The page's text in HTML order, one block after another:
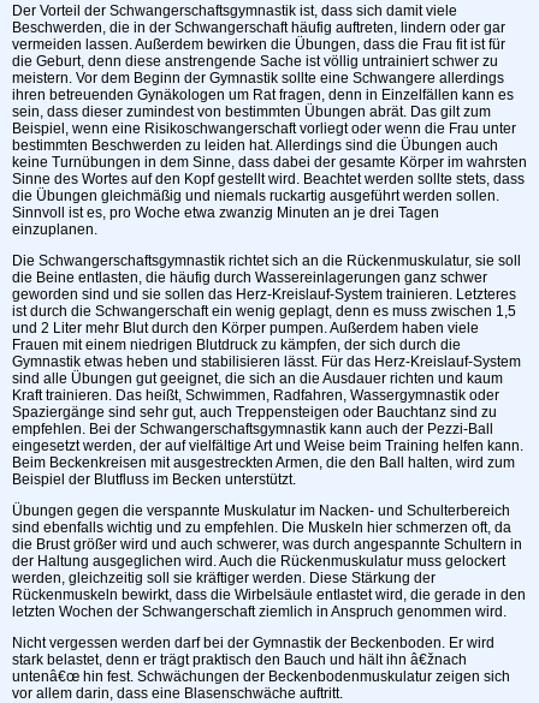
Der Vorteil der Schwangerschaftsgymnastik ist, dass sich damit viele
Beschwerden, die in der Schwangerschaft häufig auftreten, lindern oder gar
vermeiden lassen. Außerdem bewirken die Übungen, dass die Frau fit ist für
die Geburt, denn diese anstrengende Sache ist völlig untrainiert schwer zu
meistern. Vor dem Beginn der Gymnastik sollte eine Schwangere allerdings
ihren betreuenden Gynäkologen um Rat fragen, denn in Einzelfällen kann es
sein, dass dieser zumindest von bestimmten Übungen abrät. Das gilt zum
Beispiel, wenn eine Risikoschwangerschaft vorliegt oder wenn die Frau unter
bestimmten Beschwerden zu leiden hat. Allerdings sind die Übungen auch
keine Turnübungen in dem Sinne, dass dabei der gesamte Körper im wahrsten
Sinne des Wortes auf den Kopf gestellt wird. Beachtet werden sollte stets, dass
die Übungen gleichmäßig und niemals ruckartig ausgeführt werden sollen.
Sinnvoll ist es, pro Woche etwa zwanzig Minuten an je drei Tagen
einzuplanen.
Die Schwangerschaftsgymnastik richtet sich an die Rückenmuskulatur, sie soll
die Beine entlasten, die häufig durch Wassereinlagerungen ganz schwer
geworden sind und sie sollen das Herz-Kreislauf-System trainieren. Letzteres
ist durch die Schwangerschaft ein wenig geplagt, denn es muss zwischen 1,5
und 2 Liter mehr Blut durch den Körper pumpen. Außerdem haben viele
Frauen mit einem niedrigen Blutdruck zu kämpfen, der sich durch die
Gymnastik etwas heben und stabilisieren lässt. Für das Herz-Kreislauf-System
sind alle Übungen gut geeignet, die sich an die Ausdauer richten und kaum
Kraft trainieren. Das heißt, Schwimmen, Radfahren, Wassergymnastik oder
Spaziergänge sind sehr gut, auch Treppensteigen oder Bauchtanz sind zu
empfehlen. Bei der Schwangerschaftsgymnastik kann auch der Pezzi-Ball
eingesetzt werden, der auf vielfältige Art und Weise beim Training helfen kann.
Beim Beckenkreisen mit ausgestreckten Armen, die den Ball halten, wird zum
Beispiel der Blutfluss im Becken unterstützt.
Übungen gegen die verspannte Muskulatur im Nacken- und Schulterbereich
sind ebenfalls wichtig und zu empfehlen. Die Muskeln hier schmerzen oft, da
die Brust größer wird und auch schwerer, was durch angespannte Schultern in
der Haltung ausgeglichen wird. Auch die Rückenmuskulatur muss gelockert
werden, gleichzeitig soll sie kräftiger werden. Diese Stärkung der
Rückenmuskeln bewirkt, dass die Wirbelsäule entlastet wird, die gerade in den
letzten Wochen der Schwangerschaft ziemlich in Anspruch genommen wird.
Nicht vergessen werden darf bei der Gymnastik der Beckenboden. Er wird
stark belastet, denn er trägt praktisch den Bauch und hält ihn â€žnach
untenâ€œ hin fest. Schwächungen der Beckenbodenmuskulatur zeigen sich
vor allem darin, dass eine Blasenschwäche auftritt.